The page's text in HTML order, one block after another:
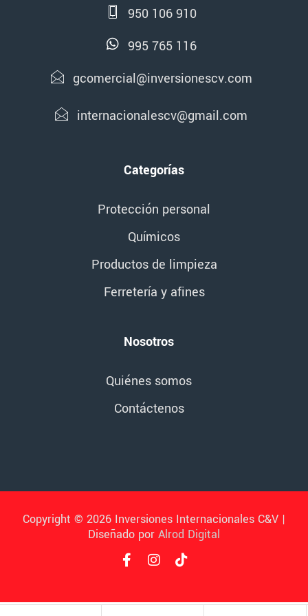
950 106 910
995 765 116
gcomercial@inversionescv.com
internacionalescv@gmail.com
Categorías
Protección personal
Químicos
Productos de limpieza
Ferretería y afines
Nosotros
Quiénes somos
Contáctenos
Copyright © 2026 Inversiones Internacionales C&V |
Diseñado por Alrod Digital